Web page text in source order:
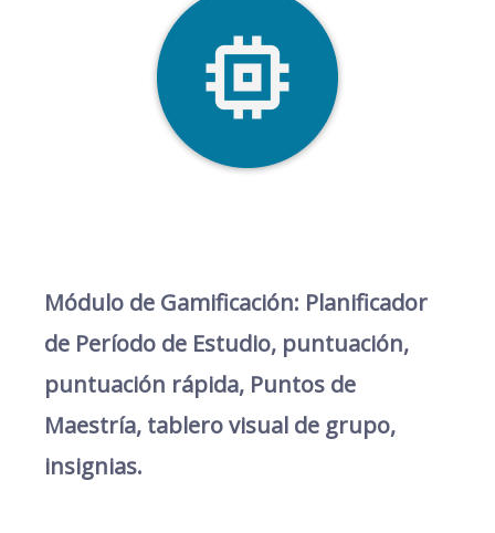
Módulo de Gamificación: Planificador
de Período de Estudio, puntuación,
puntuación rápida, Puntos de
Maestría, tablero visual de grupo,
insignias.